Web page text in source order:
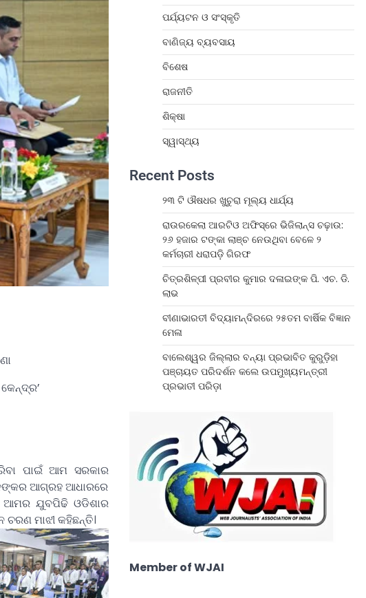
ପାଇଁ ଆମ ସରକାର
ଆଗ୍ରହ ଆଧାରରେ
ଆମର ଯୁବପିଢି ଓଡିଶାର
ମାଝୀ କହିଛନ୍ତି।
ପର୍ଯ୍ୟଟନ ଓ ସଂସ୍କୃତି
ବାଣିଜ୍ୟ ବ୍ୟବସାୟ
ବିଶେଷ
ରାଜନୀତି
ଶିକ୍ଷା
ସ୍ୱାସ୍ଥ୍ୟ
Recent Posts
୨୩ ଟି ଔଷଧର ଖୁଚୁରା ମୂଲ୍ୟ ଧାର୍ଯ୍ୟ
ରାଉରକେଲା ଆରଟିଓ ଅଫିସ୍‌ରେ ଭିଜିଲାନ୍ସ ଚଢ଼ାଉ:
୨୬ ହଜାର ଟଙ୍କା ଲାଞ୍ଚ ନେଉଥିବା ବେଳେ ୨
କର୍ମଚାରୀ ଧରାପଡ଼ି ଗିରଫ
ଚିତ୍ରଶିଳ୍ପୀ ପ୍ରବୀର କୁମାର ଦଳାଇଙ୍କ ପି. ଏଚ. ଡି.
ଲାଭ
ବୀଣାଭାରତୀ ବିଦ୍ୟାମନ୍ଦିରରେ ୨୫ତମ ବାର୍ଷିକ ବିଜ୍ଞାନ
ମେଳା
ବାଲେଶ୍ୱର ଜିଲ୍ଲାର ବନ୍ୟା ପ୍ରଭାବିତ କୁରୁଡ଼ିହା
ପଞ୍ଚାୟତ ପରିଦର୍ଶନ କଲେ ଉପମୁଖ୍ୟମନ୍ତ୍ରୀ
ପ୍ରଭାତୀ ପରିଡ଼ା
Member of WJAI